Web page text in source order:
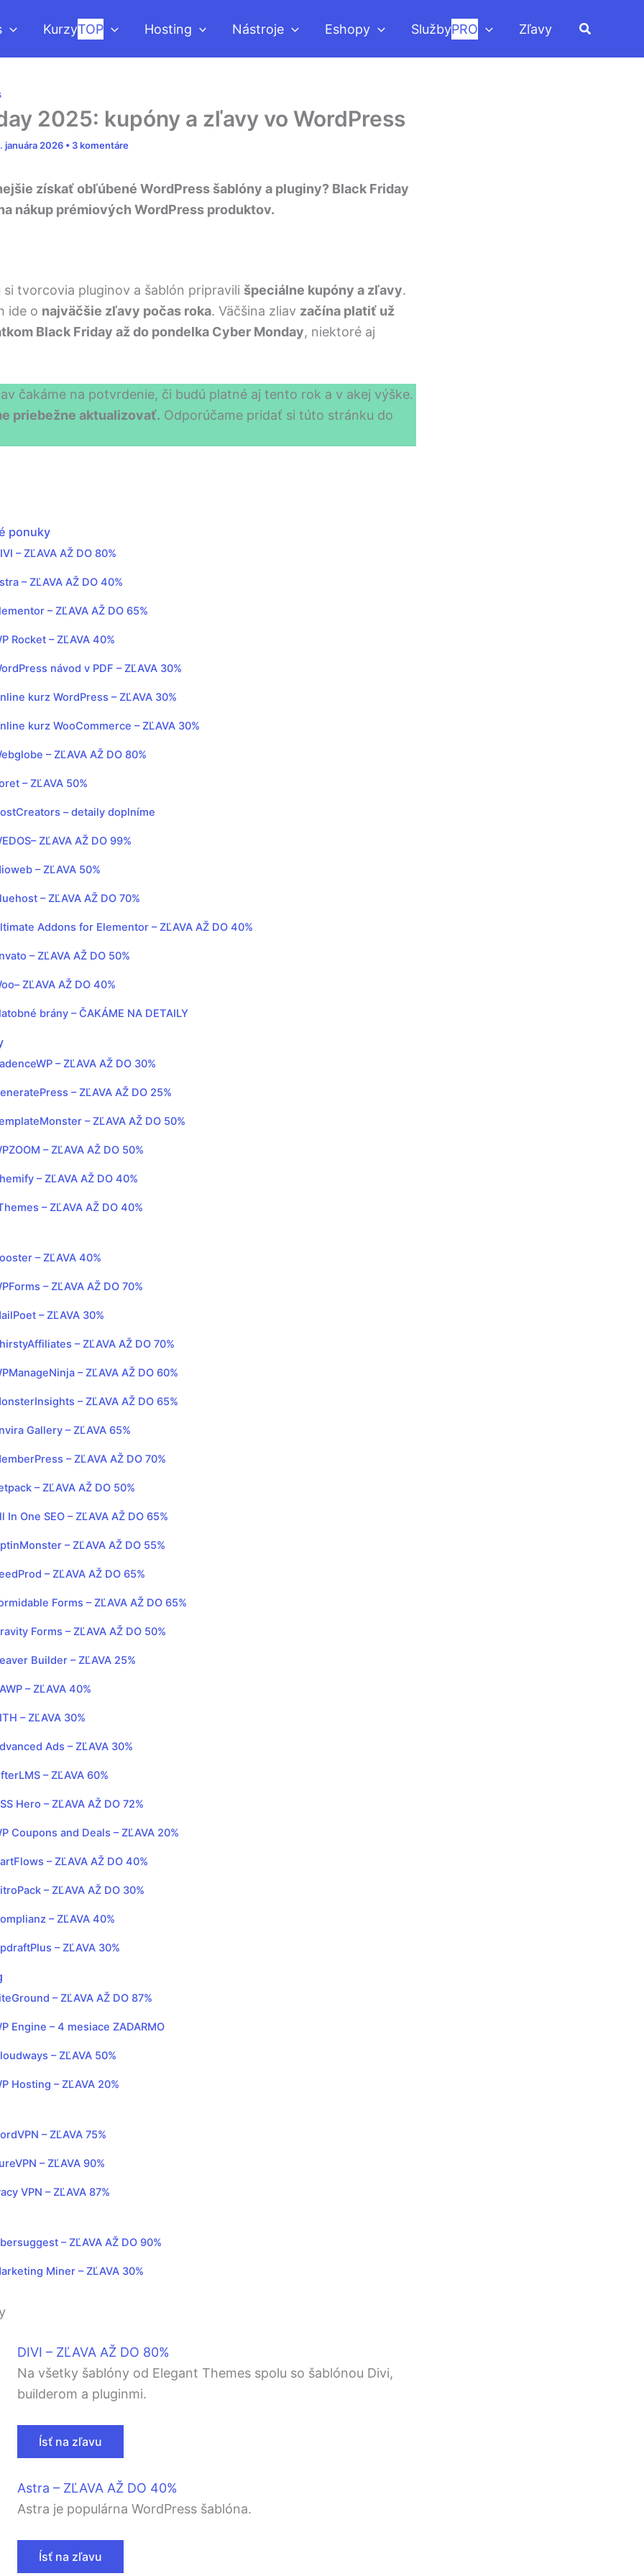
KurzyTOP Hosting Nástroje Eshopy SlužbyPRO Zľavy Hľadať
2025: kupóny a zľavy vo WordPress
januára 2026 • 3 komentáre
získať obľúbené WordPress šablóny a pluginy? Black Friday
nákup prémiových WordPress produktov.
si tvorcovia pluginov a šablón pripravili špeciálne kupóny a zľavy.
ide o najväčšie zľavy počas roka. Väčšina zliav začína platiť už
Black Friday až do pondelka Cyber Monday, niektoré aj
čakáme na potvrdenie, či budú platné aj tento rok a v akej výške.
priebežne aktualizovať. Odporúčame pridať si túto stránku do
ponuky
– ZĽAVA AŽ DO 80%
– ZĽAVA AŽ DO 40%
– ZĽAVA AŽ DO 65%
Rocket – ZĽAVA 40%
návod v PDF – ZĽAVA 30%
kurz WordPress – ZĽAVA 30%
kurz WooCommerce – ZĽAVA 30%
– ZĽAVA AŽ DO 80%
– ZĽAVA 50%
– detaily doplníme
ZĽAVA AŽ DO 99%
– ZĽAVA 50%
– ZĽAVA AŽ DO 70%
Addons for Elementor – ZĽAVA AŽ DO 40%
– ZĽAVA AŽ DO 50%
ZĽAVA AŽ DO 40%
brány – ČAKÁME NA DETAILY
– ZĽAVA AŽ DO 30%
– ZĽAVA AŽ DO 25%
– ZĽAVA AŽ DO 50%
– ZĽAVA AŽ DO 50%
– ZĽAVA AŽ DO 40%
– ZĽAVA AŽ DO 40%
– ZĽAVA 40%
– ZĽAVA AŽ DO 70%
– ZĽAVA 30%
– ZĽAVA AŽ DO 70%
– ZĽAVA AŽ DO 60%
– ZĽAVA AŽ DO 65%
Gallery – ZĽAVA 65%
– ZĽAVA AŽ DO 70%
– ZĽAVA AŽ DO 50%
In One SEO – ZĽAVA AŽ DO 65%
– ZĽAVA AŽ DO 55%
– ZĽAVA AŽ DO 65%
Forms – ZĽAVA AŽ DO 65%
Forms – ZĽAVA AŽ DO 50%
Builder – ZĽAVA 25%
– ZĽAVA 40%
– ZĽAVA 30%
Ads – ZĽAVA 30%
– ZĽAVA 60%
Hero – ZĽAVA AŽ DO 72%
Coupons and Deals – ZĽAVA 20%
– ZĽAVA AŽ DO 40%
– ZĽAVA AŽ DO 30%
– ZĽAVA 40%
– ZĽAVA 30%
– ZĽAVA AŽ DO 87%
Engine – 4 mesiace ZADARMO
– ZĽAVA 50%
Hosting – ZĽAVA 20%
– ZĽAVA 75%
– ZĽAVA 90%
VPN – ZĽAVA 87%
– ZĽAVA AŽ DO 90%
Miner – ZĽAVA 30%
DIVI – ZĽAVA AŽ DO 80%
Na všetky šablóny od Elegant Themes spolu so šablónou Divi,
builderom a pluginmi.
Ísť na zľavu
Astra – ZĽAVA AŽ DO 40%
Astra je populárna WordPress šablóna.
Ísť na zľavu